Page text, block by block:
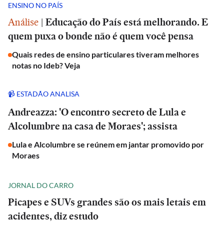
ENSINO NO PAÍS
Análise | Educação do País está melhorando. E
quem puxa o bonde não é quem você pensa
Quais redes de ensino particulares tiveram melhores
notas no Ideb? Veja
📹 ESTADÃO ANALISA
Andreazza: 'O encontro secreto de Lula e
Alcolumbre na casa de Moraes'; assista
Lula e Alcolumbre se reúnem em jantar promovido por
Moraes
JORNAL DO CARRO
Picapes e SUVs grandes são os mais letais em
acidentes, diz estudo